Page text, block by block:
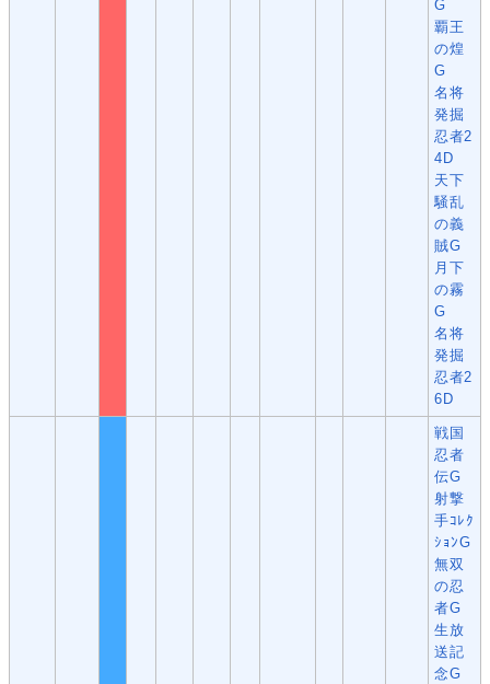
G
覇王
の煌
G
名将
発掘
忍者2
4D
天下
騒乱
の義
賊G
月下
の霧
G
名将
発掘
忍者2
6D
戦国
忍者
伝G
射撃
手ｺﾚｸ
ｼｮﾝG
無双
の忍
者G
生放
送記
念G